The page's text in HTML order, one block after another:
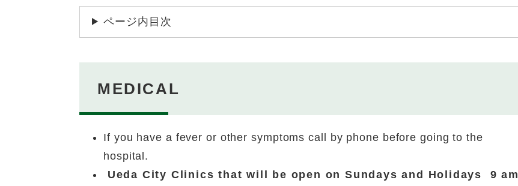
ページ内目次
MEDICAL
If you have a fever or other symptoms call by phone before going to the
hospital.
Ueda City Clinics that will be open on Sundays and Holidays 9 am